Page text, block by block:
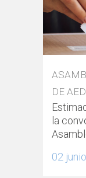
DE
la
02